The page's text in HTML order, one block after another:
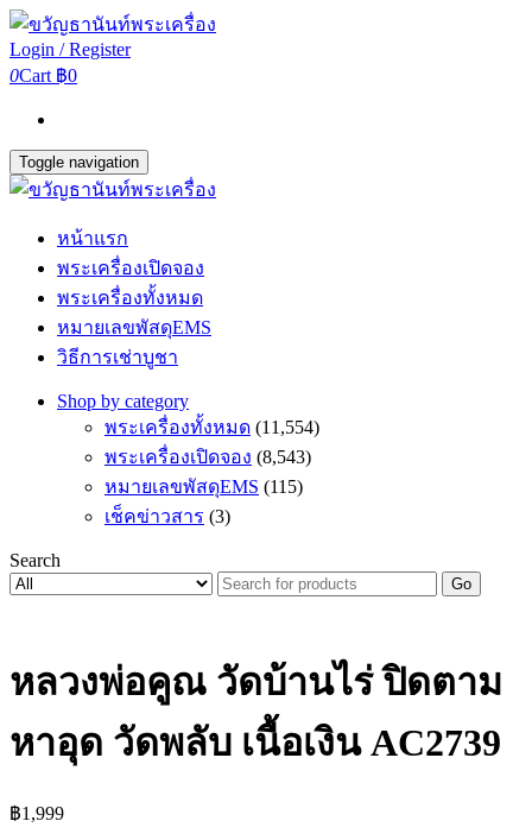
Login / Register
0Cart ฿0
Toggle navigation
หน้าแรก
พระเครื่องเปิดจอง
พระเครื่องทั้งหมด
หมายเลขพัสดุEMS
วิธีการเช่าบูชา
Shop by category
พระเครื่องทั้งหมด (11,554)
พระเครื่องเปิดจอง (8,543)
หมายเลขพัสดุEMS (115)
เช็คข่าวสาร (3)
Search
Go
หลวงพ่อคูณ วัดบ้านไร่ ปิดตาม
หาอุด วัดพลับ เนื้อเงิน AC2739
฿1,999